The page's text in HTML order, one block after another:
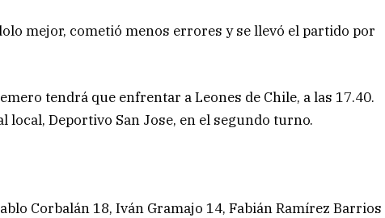
mejor, cometió menos errores y se llevó el partido por
tendrá que enfrentar a Leones de Chile, a las 17.40.
Deportivo San Jose, en el segundo turno.
Corbalán 18, Iván Gramajo 14, Fabián Ramírez Barrios